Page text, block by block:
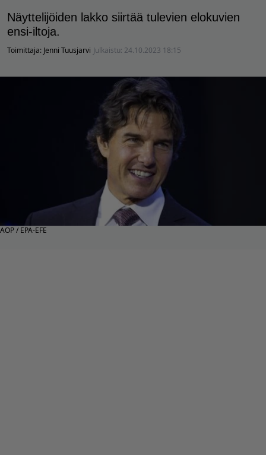
Näyttelijöiden lakko siirtää tulevien elokuvien
ensi-iltoja.
Toimittaja: Jenni Tuusjarvi Julkaistu: 24.10.2023 18:15
AOP / EPA-EFE